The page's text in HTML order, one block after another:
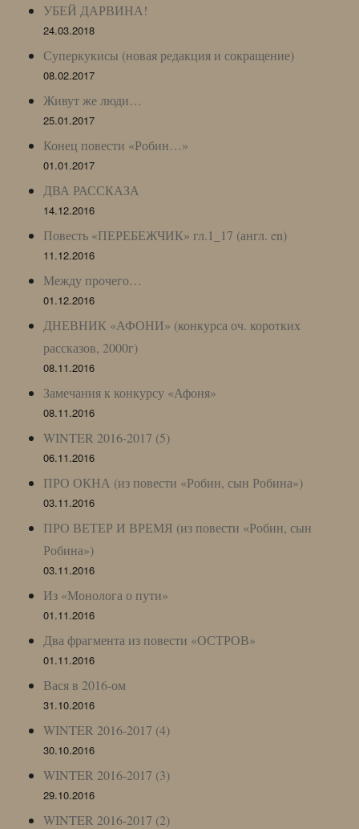
УБЕЙ ДАРВИНА!
24.03.2018
Суперкукисы (новая редакция и сокращение)
08.02.2017
Живут же люди…
25.01.2017
Конец повести «Робин…»
01.01.2017
ДВА РАССКАЗА
14.12.2016
Повесть «ПЕРЕБЕЖЧИК» гл.1_17 (англ. en)
11.12.2016
Между прочего…
01.12.2016
ДНЕВНИК «АФОНИ» (конкурса оч. коротких
рассказов, 2000г)
08.11.2016
Замечания к конкурсу «Афоня»
08.11.2016
WINTER 2016-2017 (5)
06.11.2016
ПРО ОКНА (из повести «Робин, сын Робина»)
03.11.2016
ПРО ВЕТЕР И ВРЕМЯ (из повести «Робин, сын
Робина»)
03.11.2016
Из «Монолога о пути»
01.11.2016
Два фрагмента из повести «ОСТРОВ»
01.11.2016
Вася в 2016-ом
31.10.2016
WINTER 2016-2017 (4)
30.10.2016
WINTER 2016-2017 (3)
29.10.2016
WINTER 2016-2017 (2)